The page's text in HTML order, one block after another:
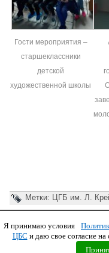
Гости мероприятия –
старшеклассники
детской
художественной школы
Метки: ЦГБ им. Л.
Я принимаю условия
ЦБС и даю свое согласие